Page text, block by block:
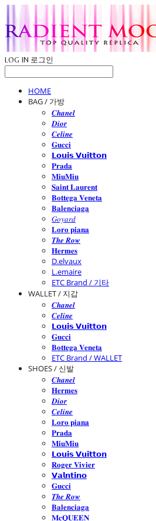
LOG IN 로그인
HOME
BAG / 가방
𝑪𝒉𝒂𝒏𝒆𝒍
𝑫𝒊𝒐𝒓
𝑪𝒆𝒍𝒊𝒏𝒆
𝐆𝐮𝐜𝐜𝐢
𝗟𝗼𝘂𝗶𝘀 𝗩𝘂𝗶𝘁𝘁𝗼𝗻
𝐏𝐫𝐚𝐝𝐚
𝐌𝐢𝐮𝐌𝐢𝐮
𝐒𝐚𝐢𝐧𝐭 𝐋𝐚𝐮𝐫𝐞𝐧𝐭
𝐁𝐨𝐭𝐭𝐞𝐠𝐚 𝐕𝐞𝐧𝐞𝐭𝐚
𝐁𝐚𝐥𝐞𝐧𝐜𝐢𝐚𝐠𝐚
𝐺𝑜𝑦𝑎𝑟𝑑
𝐋𝐨𝐫𝐨 𝐩𝐢𝐚𝐧𝐚
𝑻𝒉𝒆 𝑹𝒐𝒘
𝐇𝐞𝐫𝐦𝐞𝐬
D.elvaux
L.emaire
ETC Brand / 기타
WALLET / 지갑
𝑪𝒉𝒂𝒏𝒆𝒍
𝑪𝒆𝒍𝒊𝒏𝒆
𝗟𝗼𝘂𝗶𝘀 𝗩𝘂𝗶𝘁𝘁𝗼𝗻
𝐆𝐮𝐜𝐜𝐢
𝐁𝐨𝐭𝐭𝐞𝐠𝐚 𝐕𝐞𝐧𝐞𝐭𝐚
ETC Brand / WALLET
SHOES / 신발
𝑪𝒉𝒂𝒏𝒆𝒍
𝐇𝐞𝐫𝐦𝐞𝐬
𝑫𝒊𝒐𝒓
𝑪𝒆𝒍𝒊𝒏𝒆
𝐋𝐨𝐫𝐨 𝐩𝐢𝐚𝐧𝐚
𝐏𝐫𝐚𝐝𝐚
𝐌𝐢𝐮𝐌𝐢𝐮
𝗟𝗼𝘂𝗶𝘀 𝗩𝘂𝗶𝘁𝘁𝗼𝗻
𝐑𝐨𝐠𝐞𝐫 𝐕𝐢𝐯𝐢𝐞𝐫
𝗩𝗮𝗹𝗻𝘁𝗶𝗻𝗼
𝐆𝐮𝐜𝐜𝐢
𝑻𝒉𝒆 𝑹𝒐𝒘
𝐁𝐚𝐥𝐞𝐧𝐜𝐢𝐚𝐠𝐚
𝐌𝐜𝐐𝐔𝐄𝐄𝐍